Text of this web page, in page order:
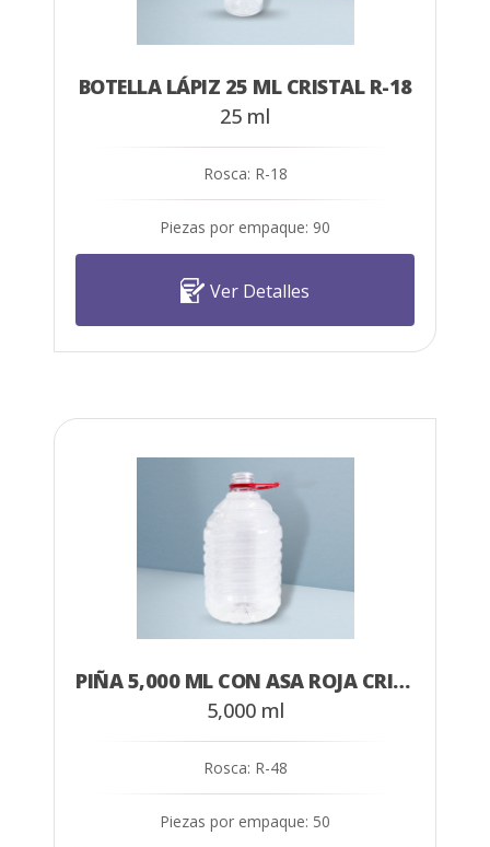
BOTELLA LÁPIZ 25 ML CRISTAL R-18
25 ml
Rosca: R-18
Piezas por empaque: 90
Ver Detalles
PIÑA 5,000 ML CON ASA ROJA CRISTAL
5,000 ml
Rosca: R-48
Piezas por empaque: 50